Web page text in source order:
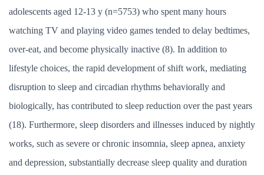
adolescents aged 12-13 y (n=5753) who spent many hours
watching TV and playing video games tended to delay bedtimes,
over-eat, and become physically inactive (8). In addition to
lifestyle choices, the rapid development of shift work, mediating
disruption to sleep and circadian rhythms behaviorally and
biologically, has contributed to sleep reduction over the past years
(18). Furthermore, sleep disorders and illnesses induced by nightly
works, such as severe or chronic insomnia, sleep apnea, anxiety
and depression, substantially decrease sleep quality and duration